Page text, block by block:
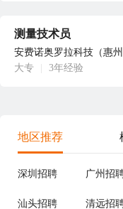
测量技术员
安费诺奥罗拉科技（惠
大专
3年经验
地区推荐
深圳招聘 广州招
汕头招聘 清远招